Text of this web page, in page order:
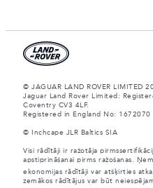
© JAGUAR LAND ROVER LIMITED
Jaguar Land Rover Limited:
Coventry CV3 4LF.
Registered in England No: 1672070
© Inchcape JLR Baltics SIA
Visi rādītāji ir ražotāja
apstiprināšanai pirms ražošanas.
ekonomijas rādītāji var atšķirties
zemākos rādītājus var būt